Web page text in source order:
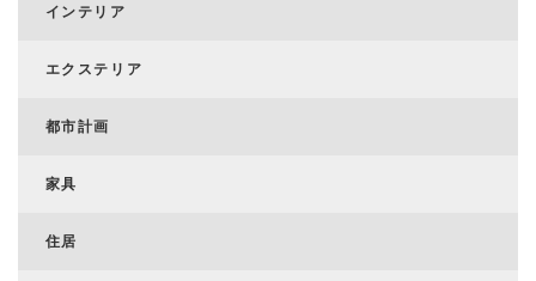
インテリア
エクステリア
都市計画
家具
住居